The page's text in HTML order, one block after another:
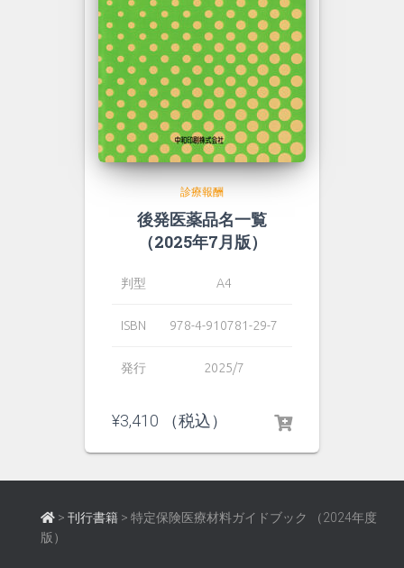
診療報酬
後発医薬品名一覧
（2025年7月版）
判型 A4
ISBN 978-4-910781-29-7
発行 2025/7
¥3,410 （税込）
> 刊行書籍 > 特定保険医療材料ガイドブック （2024年度
版）